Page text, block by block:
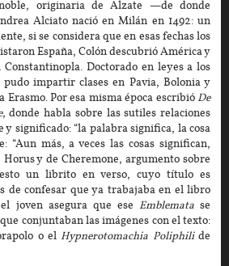
originaria de Alzate —de donde
Alciato nació en Milán en 1492: un
si se considera que en esas fechas los
España, Colón descubrió América y
Doctorado en leyes a los
impartir clases en Pavia, Bolonia y
Erasmo. Por esa misma época escribió De
, donde habla sobre las sutiles relaciones
significado: “la palabra significa, la cosa
“Aun más, a veces las cosas significan,
y de Cheremone, argumento sobre
un librito en verso, cuyo título es
de confesar que ya trabajaba en el libro
joven asegura que ese Emblemata se
conjuntaban las imágenes con el texto:
o el Hypnerotomachia Poliphilide